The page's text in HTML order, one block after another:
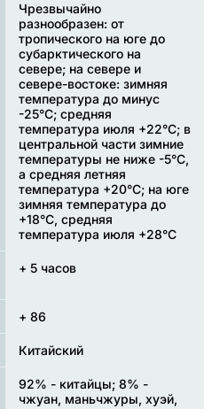
Чрезвычайно
разнообразен: от
тропического на юге до
субарктического на
севере; на севере и
севере-востоке: зимняя
температура до минус
-25°С; средняя
температура июля +22°С; в
центральной части зимние
температуры не ниже -5°С,
а средняя летняя
температура +20°С; на юге
зимняя температура до
+18°С, средняя
температура июля +28°С
+ 5 часов
+ 86
Китайский
92% - китайцы; 8% -
чжуан, маньчжуры, хуэй,